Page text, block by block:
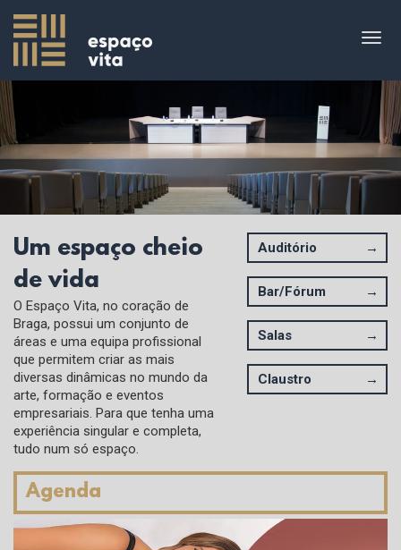
content
Um espaço cheio
de vida
O Espaço Vita, no coração de
Braga, possui um conjunto de
áreas e uma equipa profissional
que permitem criar as mais
diversas dinâmicas no mundo da
arte, formação e eventos
empresariais. Para que tenha uma
experiência singular e completa,
tudo num só espaço.
Auditório
Bar/Fórum
Salas
Claustro
Agenda